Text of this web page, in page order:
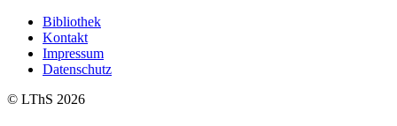
Bibliothek
Kontakt
Impressum
Datenschutz
© LThS 2026